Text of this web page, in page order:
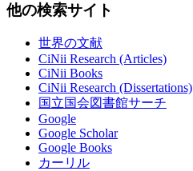
他の検索サイト
世界の文献
CiNii Research (Articles)
CiNii Books
CiNii Research (Dissertations)
国立国会図書館サーチ
Google
Google Scholar
Google Books
カーリル